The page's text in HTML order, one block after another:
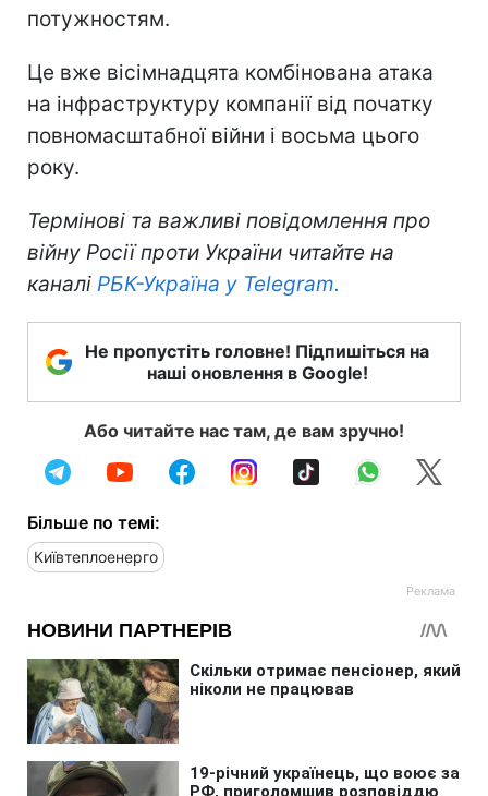
потужностям.
Це вже вісімнадцята комбінована атака
на інфраструктуру компанії від початку
повномасштабної війни і восьма цього
року.
Термінові та важливі повідомлення про
війну Росії проти України читайте на
каналі РБК-Україна у Telegram.
Не пропустіть головне! Підпишіться на
наші оновлення в Google!
Або читайте нас там, де вам зручно!
Більше по темі:
Київтеплоенерго